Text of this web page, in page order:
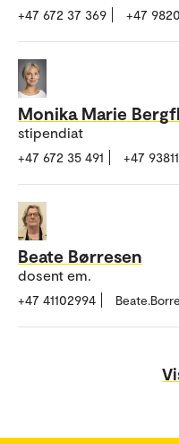
+47 672 37 369 +47
Monika Marie
stipendiat
+47 672 35 491 +47
Beate Børresen
dosent em.
+47 41102994